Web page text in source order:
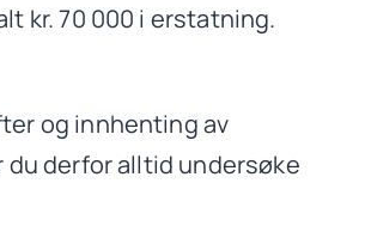
kr. 70 000 i erstatning.
og innhenting av
du derfor alltid undersøke